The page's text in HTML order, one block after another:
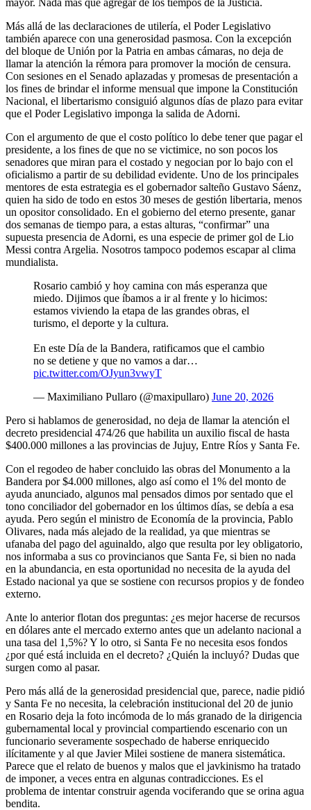
mayor. Nada más que agregar de los tiempos de la Justicia.
Más allá de las declaraciones de utilería, el Poder Legislativo
también aparece con una generosidad pasmosa. Con la excepción
del bloque de Unión por la Patria en ambas cámaras, no deja de
llamar la atención la rémora para promover la moción de censura.
Con sesiones en el Senado aplazadas y promesas de presentación a
los fines de brindar el informe mensual que impone la Constitución
Nacional, el libertarismo consiguió algunos días de plazo para evitar
que el Poder Legislativo imponga la salida de Adorni.
Con el argumento de que el costo político lo debe tener que pagar el
presidente, a los fines de que no se victimice, no son pocos los
senadores que miran para el costado y negocian por lo bajo con el
oficialismo a partir de su debilidad evidente. Uno de los principales
mentores de esta estrategia es el gobernador salteño Gustavo Sáenz,
quien ha sido de todo en estos 30 meses de gestión libertaria, menos
un opositor consolidado. En el gobierno del eterno presente, ganar
dos semanas de tiempo para, a estas alturas, “confirmar” una
supuesta presencia de Adorni, es una especie de primer gol de Lio
Messi contra Argelia. Nosotros tampoco podemos escapar al clima
mundialista.
Rosario cambió y hoy camina con más esperanza que
miedo. Dijimos que íbamos a ir al frente y lo hicimos:
estamos viviendo la etapa de las grandes obras, el
turismo, el deporte y la cultura.
En este Día de la Bandera, ratificamos que el cambio
no se detiene y que no vamos a dar…
pic.twitter.com/OJyun3vwyT
— Maximiliano Pullaro (@maxipullaro) June 20, 2026
Pero si hablamos de generosidad, no deja de llamar la atención el
decreto presidencial 474/26 que habilita un auxilio fiscal de hasta
$400.000 millones a las provincias de Jujuy, Entre Ríos y Santa Fe.
Con el regodeo de haber concluido las obras del Monumento a la
Bandera por $4.000 millones, algo así como el 1% del monto de
ayuda anunciado, algunos mal pensados dimos por sentado que el
tono conciliador del gobernador en los últimos días, se debía a esa
ayuda. Pero según el ministro de Economía de la provincia, Pablo
Olivares, nada más alejado de la realidad, ya que mientras se
ufanaba del pago del aguinaldo, algo que resulta por ley obligatorio,
nos informaba a sus co provincianos que Santa Fe, si bien no nada
en la abundancia, en esta oportunidad no necesita de la ayuda del
Estado nacional ya que se sostiene con recursos propios y de fondeo
externo.
Ante lo anterior flotan dos preguntas: ¿es mejor hacerse de recursos
en dólares ante el mercado externo antes que un adelanto nacional a
una tasa del 1,5%? Y lo otro, si Santa Fe no necesita esos fondos
¿por qué está incluida en el decreto? ¿Quién la incluyó? Dudas que
surgen como al pasar.
Pero más allá de la generosidad presidencial que, parece, nadie pidió
y Santa Fe no necesita, la celebración institucional del 20 de junio
en Rosario deja la foto incómoda de lo más granado de la dirigencia
gubernamental local y provincial compartiendo escenario con un
funcionario severamente sospechado de haberse enriquecido
ilícitamente y al que Javier Milei sostiene de manera sistemática.
Parece que el relato de buenos y malos que el javkinismo ha tratado
de imponer, a veces entra en algunas contradicciones. Es el
problema de intentar construir agenda vociferando que se orina agua
bendita.